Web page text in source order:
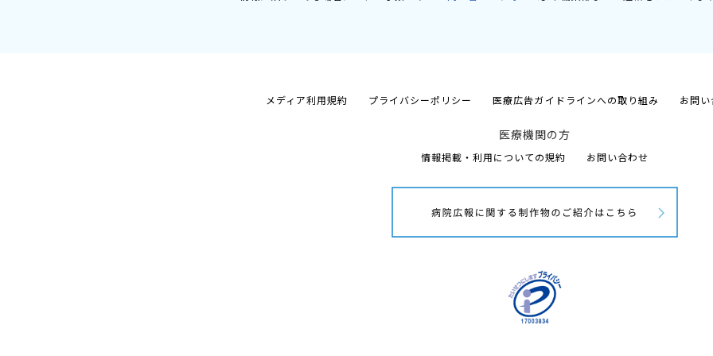
メディア利用規約 プライバシーポリシー 医療広告ガイドラインへの取り組み お問
医療機関の方
情報掲載・利用についての規約 お問い合わせ